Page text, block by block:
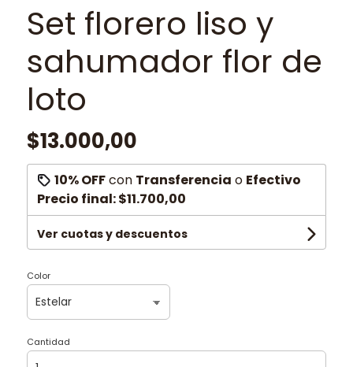
Set florero liso y
sahumador flor de
loto
$13.000,00
10% OFFcon Transferencia o Efectivo
Precio final:$11.700,00
Ver cuotas y descuentos
Color
Cantidad